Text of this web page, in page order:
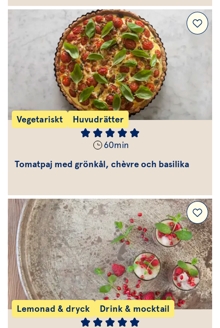
Vegetariskt Huvudrätter
60min
Tomatpaj med grönkål, chèvre och basilika
Lemonad & dryck Drink & mocktail